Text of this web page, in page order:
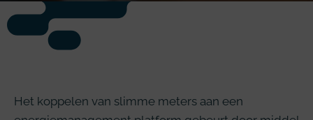
Het koppelen van slimme meters aan een